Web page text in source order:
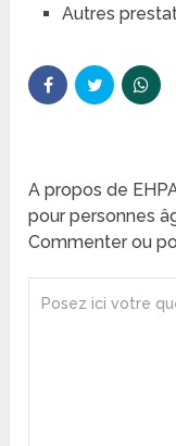
Autres
A propos de
pour personnes
Commenter ou